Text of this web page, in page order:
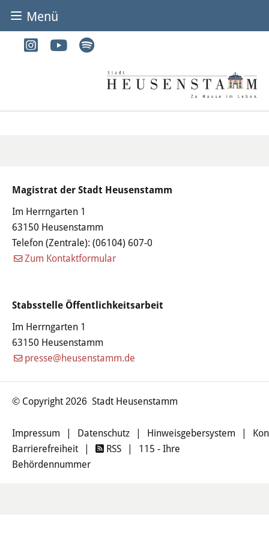
Magistrat der Stadt Heusenstamm
Im Herrngarten 1
63150 Heusenstamm
Telefon (Zentrale): (06104) 607-0
Zum Kontaktformular
Stabsstelle Öffentlichkeitsarbeit
Im Herrngarten 1
63150 Heusenstamm
presse@heusenstamm.de
© Copyright 2026 Stadt Heusenstamm
Impressum | Datenschutz | Hinweisgebersystem |
Barrierefreiheit
| RSS |
115 - Ihre
Behördennummer
Menü
BÜRGER & STADT
Bürgerbüro
Heirat
Abfall & Entsorgung
Wasser & Abwasser
Ortsgerichte & Schiedsamt
Satzungen & Stadtrecht
Ausschreibungen
Karriere & Ausbildung